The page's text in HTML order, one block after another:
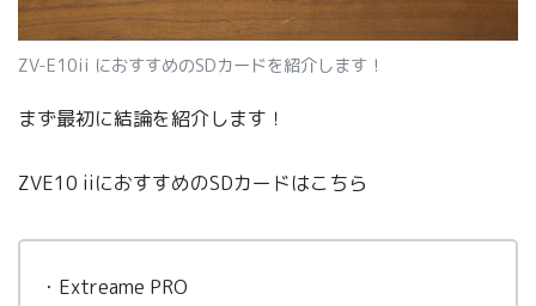
ZV-E10ii におすすめのSDカードを紹介します！
まず最初に結論を紹介します！
ZVE10 iiにおすすめのSDカードはこちら
・Extreame PRO